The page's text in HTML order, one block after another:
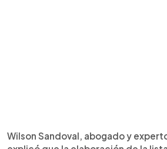
Wilson Sandoval, abogado y